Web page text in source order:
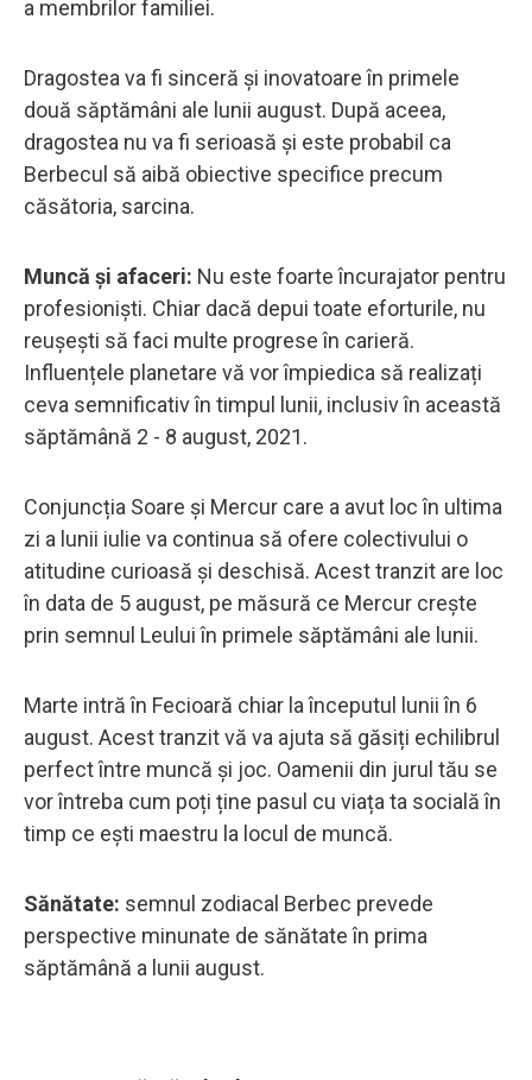
a membrilor familiei.
Dragostea va fi sinceră și inovatoare în primele
două săptămâni ale lunii august. După aceea,
dragostea nu va fi serioasă și este probabil ca
Berbecul să aibă obiective specifice precum
căsătoria, sarcina.
Muncă și afaceri: Nu este foarte încurajator pentru
profesioniști. Chiar dacă depui toate eforturile, nu
reușești să faci multe progrese în carieră.
Influențele planetare vă vor împiedica să realizați
ceva semnificativ în timpul lunii, inclusiv în această
săptămână 2 - 8 august, 2021.
Conjuncția Soare și Mercur care a avut loc în ultima
zi a lunii iulie va continua să ofere colectivului o
atitudine curioasă și deschisă. Acest tranzit are loc
în data de 5 august, pe măsură ce Mercur crește
prin semnul Leului în primele săptămâni ale lunii.
Marte intră în Fecioară chiar la începutul lunii în 6
august. Acest tranzit vă va ajuta să găsiți echilibrul
perfect între muncă și joc. Oamenii din jurul tău se
vor întreba cum poți ține pasul cu viața ta socială în
timp ce ești maestru la locul de muncă.
Sănătate: semnul zodiacal Berbec prevede
perspective minunate de sănătate în prima
săptămână a lunii august.